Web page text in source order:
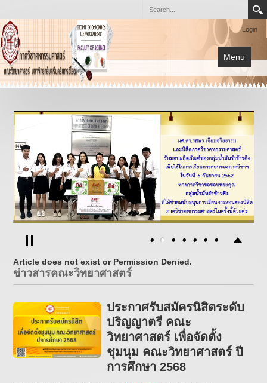
Login
Menu
หน้าแรก
การเรียนการสอน
เกี่ยวกับภาควิชา
โครงการต่างๆ
เอกสาร
กิจกรรม
Article does not exist or Permission Denied.
ข่าวสารคณะวิทยาศาสตร์
ประกาศรับสมัครนิสิตระดับ
ปริญญาตรี คณะ
วิทยาศาสตร์ เพื่อจัดตั้ง
ชุมนุม คณะวิทยาศาสตร์ ปี
การศึกษา 2568